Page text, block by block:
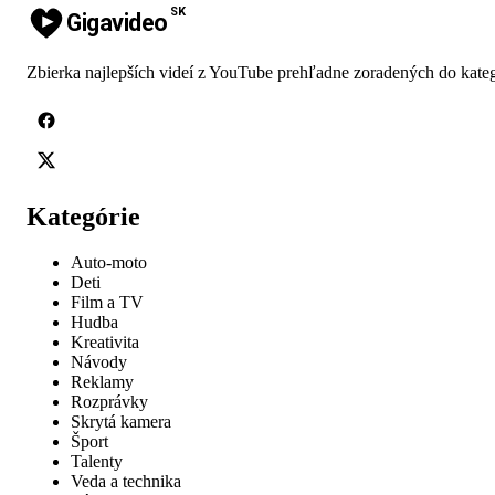
Gigavideo SK
Zbierka najlepších videí z YouTube prehľadne zoradených do
Kategórie
Auto-moto
Deti
Film a TV
Hudba
Kreativita
Návody
Reklamy
Rozprávky
Skrytá kamera
Šport
Talenty
Veda a technika